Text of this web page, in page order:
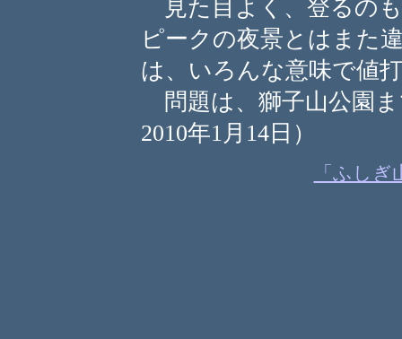
見た目よく、登るの
ピークの夜景とはまた
は、いろんな意味で値
問題は、獅子山公園
2010年1月14日）
「ふし